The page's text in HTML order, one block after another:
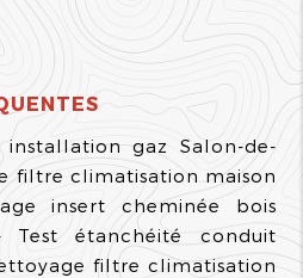
gaz Salon-de-
filtre climatisation maison
insert cheminée bois
Test étanchéité conduit
filtre climatisation